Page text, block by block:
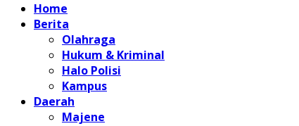
Home
Berita
Olahraga
Hukum & Kriminal
Halo Polisi
Kampus
Daerah
Majene